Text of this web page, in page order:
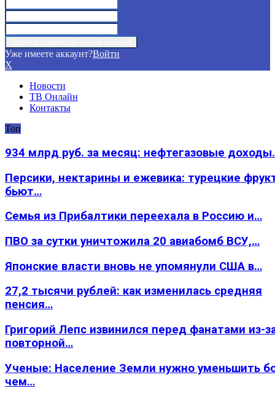
Уже имеете аккаунт?Войти
X
Новости
ТВ Онлайн
Контакты
Топ
934 млрд руб. за месяц: нефтегазовые
Персики, нектарины и ежевика: турецкие
бьют…
Семья из Прибалтики переехала в Россию и…
ПВО за сутки уничтожила 20 авиабомб ВСУ,…
Японские власти вновь не упомянули США в…
27,2 тысячи рублей: как изменилась средняя
пенсия…
Григорий Лепс извинился перед фанатами из-
повторной…
Ученые: Население Земли нужно уменьшить
чем…